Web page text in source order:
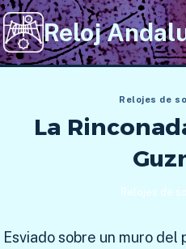
Saltar
al
contenido
Reloj
Relojes de
La
Relojes de
Esviado sobre un muro